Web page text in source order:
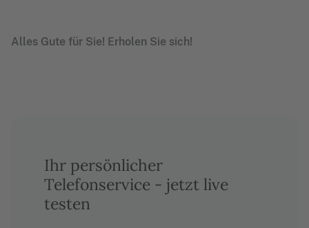
Alles Gute für Sie! Erholen Sie sich!
Ihr persönlicher
Telefonservice - jetzt live
testen